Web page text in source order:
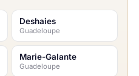
Deshaies
Guadeloupe
Marie-Galante
Guadeloupe